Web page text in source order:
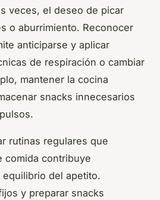
veces, el deseo de picar
o aburrimiento. Reconocer
anticiparse y aplicar
de respiración o cambiar
mantener la cocina
snacks innecesarios
rutinas regulares que
comida contribuye
del apetito.
y preparar snacks